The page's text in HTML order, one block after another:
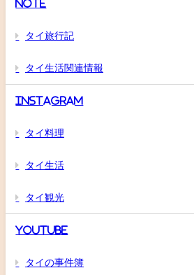
Note
タイ旅行記
タイ生活関連情報
Instagram
タイ料理
タイ生活
タイ観光
YouTube
タイの事件簿